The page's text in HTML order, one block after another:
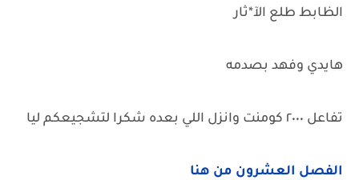
الظابط طلع الآ*ثار
هايدي وفهد بصدمه
تفاعل ٢٠٠٠ كومنت وانزل اللي بعده شكرا لتشجيعكم ليا
الفصل العشرون من هنا